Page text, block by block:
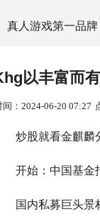
真人游戏第一品牌
以丰富而
间：2024-06-20 07:27
股就看金麒麟分
始：中国基金
内私募巨头景林